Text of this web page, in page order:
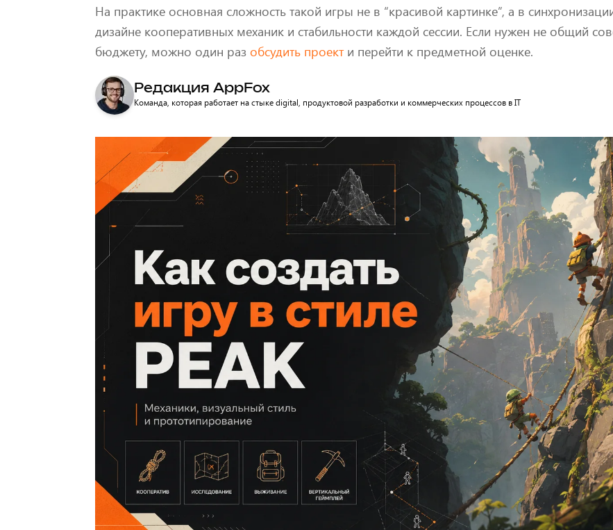
На практике основная сложность такой игры не в “красивой картинке”, а в
дизайне кооперативных механик и стабильности каждой сессии. Если нужен не общий
бюджету, можно один раз обсудить проекти перейти к предметной оценке.
Редакция AppFox
Команда, которая работает на стыке digital, продуктовой разработки и коммерческих процессов в IT